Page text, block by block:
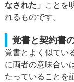
なされた」
ことを
れるものです。
覚書と契約書
覚書とよく似てい
に両者の意味合い
たっていることを